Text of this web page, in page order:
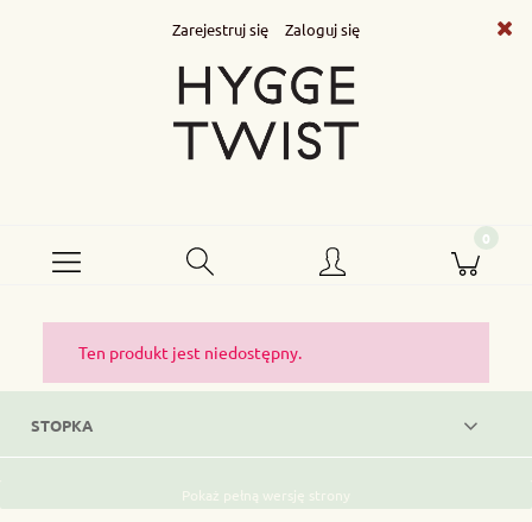
Zarejestruj się Zaloguj się
Ten produkt jest niedostępny.
STOPKA
Pokaż pełną wersję strony